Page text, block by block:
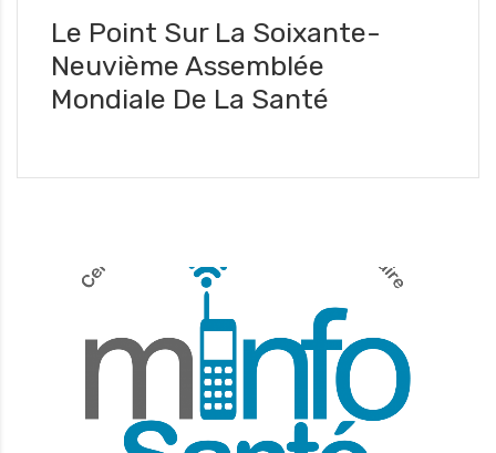
Le Point Sur La Soixante-
Neuvième Assemblée
Mondiale De La Santé